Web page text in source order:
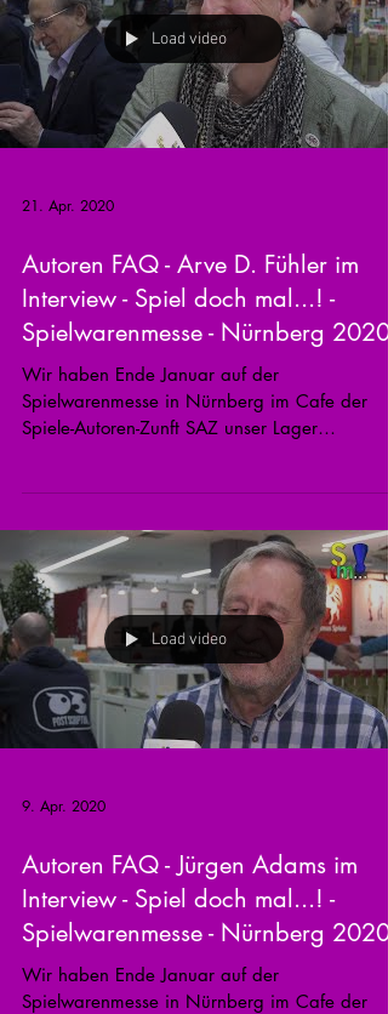
Load video
21. Apr. 2020
Autoren FAQ - Arve D. Fühler im
Interview - Spiel doch mal...! -
Spielwarenmesse - Nürnberg 2020
Wir haben Ende Januar auf der
Spielwarenmesse in Nürnberg im Cafe der
Spiele-Autoren-Zunft SAZ unser Lager
Load video
9. Apr. 2020
Autoren FAQ - Jürgen Adams im
Interview - Spiel doch mal...! -
Spielwarenmesse - Nürnberg 2020
Wir haben Ende Januar auf der
Spielwarenmesse in Nürnberg im Cafe der